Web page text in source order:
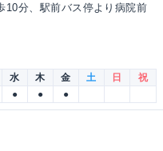
10分、駅前バス停より病院前
水 木 金 土 日
祝
● ● ●